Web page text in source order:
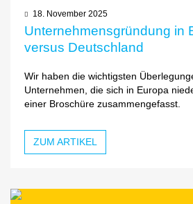
18. November 2025
Unternehmensgründung in
versus Deutschland
Wir haben die wichtigsten
Unternehmen, die sich in Europa
einer Broschüre zusammengefasst.
ZUM ARTIKEL